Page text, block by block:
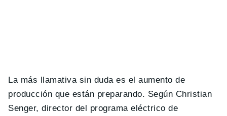
La más llamativa sin duda es el aumento de
producción que están preparando. Según Christian
Senger, director del programa eléctrico de